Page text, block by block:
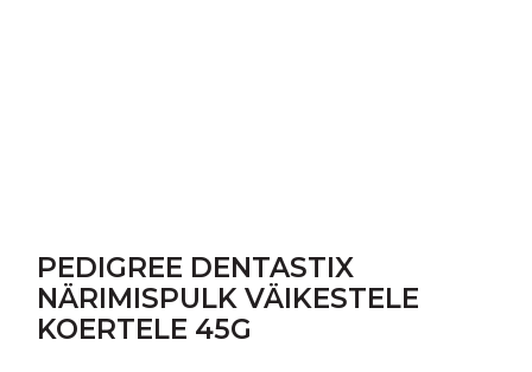
PEDIGREE DENTASTIX
NÄRIMISPULK VÄIKESTELE
KOERTELE 45G